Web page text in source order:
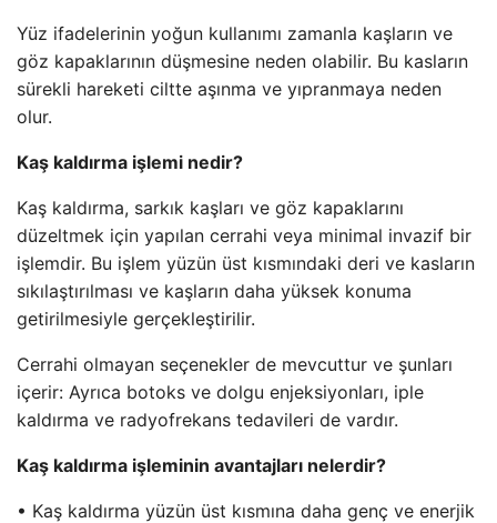
Yüz ifadelerinin yoğun kullanımı zamanla kaşların ve
göz kapaklarının düşmesine neden olabilir. Bu kasların
sürekli hareketi ciltte aşınma ve yıpranmaya neden
olur.
Kaş kaldırma işlemi nedir?
Kaş kaldırma, sarkık kaşları ve göz kapaklarını
düzeltmek için yapılan cerrahi veya minimal invazif bir
işlemdir. Bu işlem yüzün üst kısmındaki deri ve kasların
sıkılaştırılması ve kaşların daha yüksek konuma
getirilmesiyle gerçekleştirilir.
Cerrahi olmayan seçenekler de mevcuttur ve şunları
içerir: Ayrıca botoks ve dolgu enjeksiyonları, iple
kaldırma ve radyofrekans tedavileri de vardır.
Kaş kaldırma işleminin avantajları nelerdir?
• Kaş kaldırma yüzün üst kısmına daha genç ve enerjik